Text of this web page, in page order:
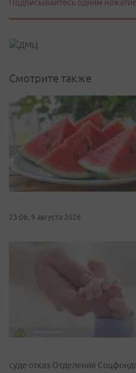
Подписывайтесь одним
Смотрите также
23:06, 9 августа 2026
суде отказ Отделения